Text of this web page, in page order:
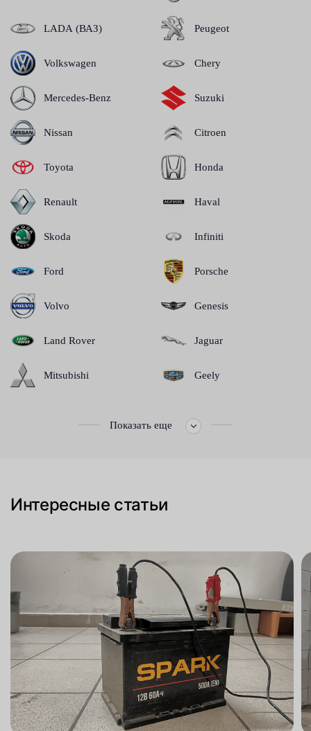
LADA (ВАЗ)
Volkswagen
Mercedes-Benz
Nissan
Toyota
Renault
Skoda
Ford
Volvo
Land Rover
Mitsubishi
Peugeot
Chery
Suzuki
Citroen
Honda
Haval
Infiniti
Porsche
Genesis
Jaguar
Geely
Показать еще
Интересные статьи